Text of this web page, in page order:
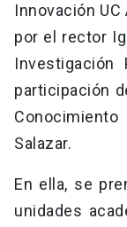
Innovación
por el rector
participación
Salazar.
En ella, se
unidades